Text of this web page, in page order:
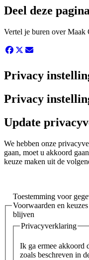
Deel deze
Vertel je buren over Maak
Privacy
Privacy
Update
We hebben onze
gaan, moet u akkoord
keuze maken uit de
Toestemming voor
Voorwaarden en
blijven
Privacyverklaring
Ik ga ermee akkoord
zoals beschreven in